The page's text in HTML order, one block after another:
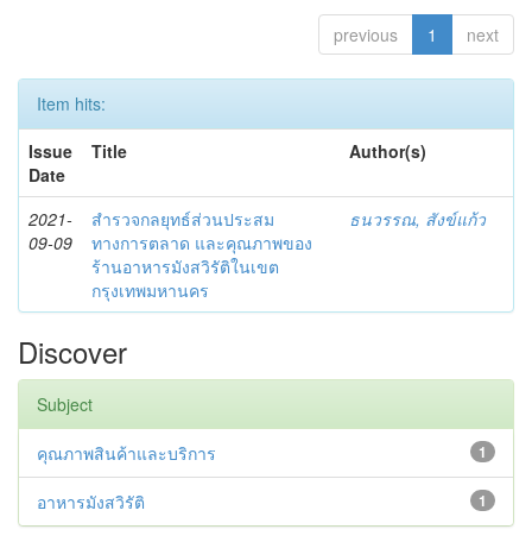
previous 1 next
Item hits:
Issue
Date
Title Author(s)
2021-
09-09
สำรวจกลยุทธ์ส่วนประสม
ทางการตลาด และคุณภาพของ
ร้านอาหารมังสวิรัติในเขต
กรุงเทพมหานคร
ธนวรรณ, สังข์แก้ว
Discover
Subject
1
คุณภาพสินค้าและบริการ
1
อาหารมังสวิรัติ